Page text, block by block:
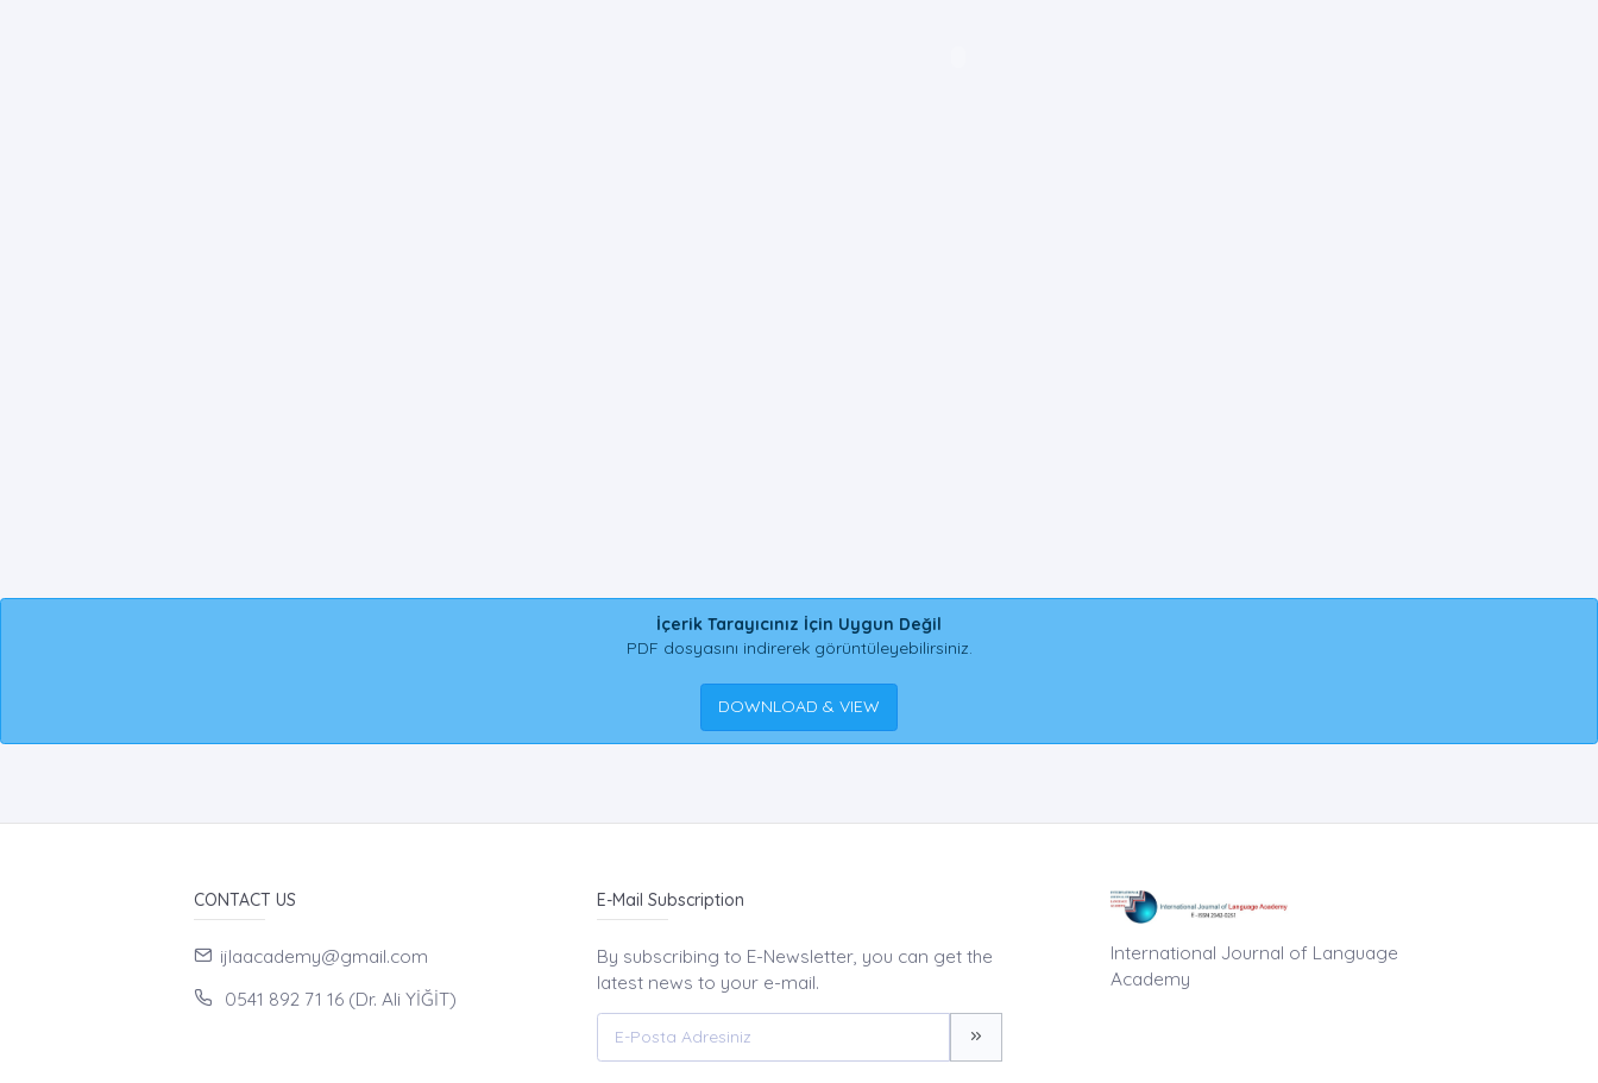
İçerik Tarayıcınız İçin Uygun Değil
PDF dosyasını indirerek görüntüleyebilirsiniz.
DOWNLOAD & VIEW
CONTACT US
ijlaacademy@gmail.com
0541 892 71 16 (Dr. Ali YİĞİT)
E-Mail Subscription
By subscribing to E-Newsletter, you can get the
latest news to your e-mail.
International Journal of Language
Academy